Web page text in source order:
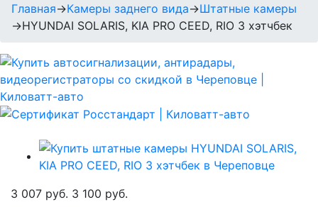
Главная→Камеры заднего вида→Штатные камеры
→HYUNDAI SOLARIS, KIA PRO CEED, RIO 3 хэтчбек
3 007 руб. 3 100 руб.